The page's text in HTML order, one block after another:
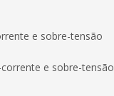
e sobre-tensão
e sobre-tensão